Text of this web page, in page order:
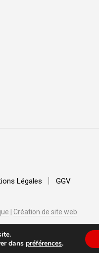
Légales GGV
Création de site web
dans préférences.